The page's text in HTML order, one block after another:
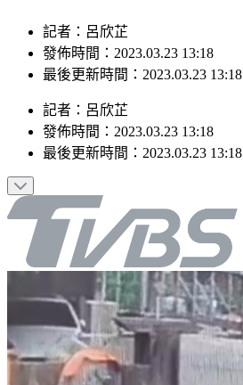
記者：呂欣芷
發佈時間：2023.03.23 13:18
最後更新時間：2023.03.23 13:18
記者 ： 呂欣芷
發佈時間： 2023.03.23 13:18
最後更新時間： 2023.03.23 13:18